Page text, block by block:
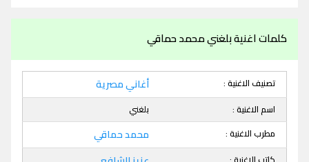
كلمات اغنية بلغني محمد حماقي
تصنيف الاغنية : أغاني مصرية
اسم الاغنية :
بلغني
مطرب الاغنية :
محمد حماقي